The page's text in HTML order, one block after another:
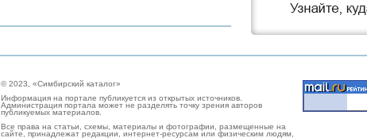
© 2023, «Симбирский каталог»
Информация на портале публикуется из открытых источников.
Администрация портала может не разделять точку зрения авторов
публикуемых материалов.
Все права на статьи, схемы, материалы и фотографии, размещенные на
сайте, принадлежат редакции, интернет-ресурсам или физическим людям,